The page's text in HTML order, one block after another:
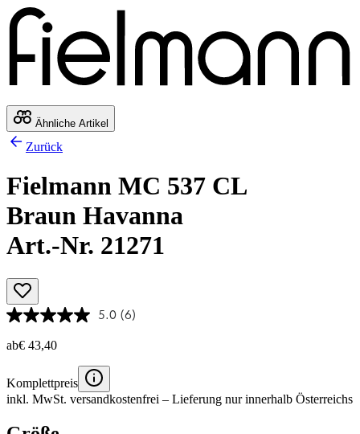
Ähnliche Artikel
Zurück
Fielmann MC 537 CL
Braun Havanna
Art.-Nr. 21271
5.0 (6)
ab€ 43,40
Komplettpreis
inkl. MwSt. versandkostenfrei – Lieferung nur innerhalb Österreichs